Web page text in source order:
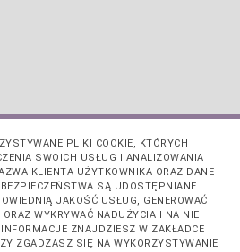
PLIKI COOKIE, KTÓRYCH
SWOICH USŁUG I ANALIZOWANIA
KLIENTA UŻYTKOWNIKA ORAZ DANE
SĄ UDOSTĘPNIANE
JAKOŚĆ USŁUG, GENEROWAĆ
WYKRYWAĆ NADUŻYCIA I NA NIE
INFORMACJE ZNAJDZIESZ W ZAKŁADCE
ZGADZASZ SIĘ NA WYKORZYSTYWANIE